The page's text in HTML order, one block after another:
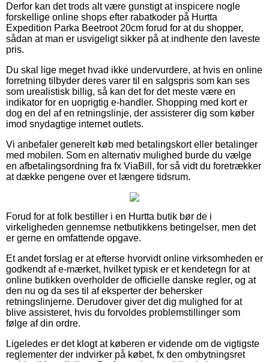
Derfor kan det trods alt være gunstigt at inspicere nogle
forskellige online shops efter rabatkoder på Hurtta
Expedition Parka Beetroot 20cm forud for at du shopper,
sådan at man er usvigeligt sikker på at indhente den laveste
pris.
Du skal lige meget hvad ikke undervurdere, at hvis en online
forretning tilbyder deres varer til en salgspris som kan ses
som urealistisk billig, så kan det for det meste være en
indikator for en uoprigtig e-handler. Shopping med kort er
dog en del af en retningslinje, der assisterer dig som køber
imod snydagtige internet outlets.
Vi anbefaler generelt køb med betalingskort eller betalinger
med mobilen. Som en alternativ mulighed burde du vælge
en afbetalingsordning fra fx ViaBill, for så vidt du foretrækker
at dække pengene over et længere tidsrum.
Forud for at folk bestiller i en Hurtta butik bør de i
virkeligheden gennemse netbutikkens betingelser, men det
er gerne en omfattende opgave.
Et andet forslag er at efterse hvorvidt online virksomheden er
godkendt af e-mærket, hvilket typisk er et kendetegn for at
online butikken overholder de officielle danske regler, og at
den nu og da ses til af eksperter der behersker
retningslinjerne. Derudover giver det dig mulighed for at
blive assisteret, hvis du forvoldes problemstillinger som
følge af din ordre.
Ligeledes er det klogt at køberen er vidende om de vigtigste
reglementer der indvirker på købet, fx den ombytningsret